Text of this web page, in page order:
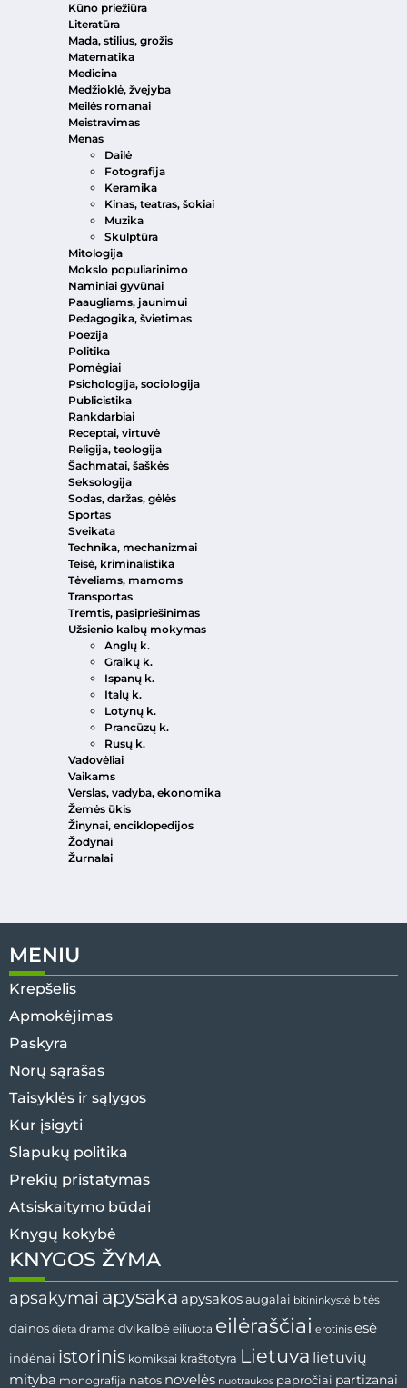
Kūno priežiūra
Literatūra
Mada, stilius, grožis
Matematika
Medicina
Medžioklė, žvejyba
Meilės romanai
Meistravimas
Menas
Dailė
Fotografija
Keramika
Kinas, teatras, šokiai
Muzika
Skulptūra
Mitologija
Mokslo populiarinimo
Naminiai gyvūnai
Paaugliams, jaunimui
Pedagogika, švietimas
Poezija
Politika
Pomėgiai
Psichologija, sociologija
Publicistika
Rankdarbiai
Receptai, virtuvė
Religija, teologija
Šachmatai, šaškės
Seksologija
Sodas, daržas, gėlės
Sportas
Sveikata
Technika, mechanizmai
Teisė, kriminalistika
Tėveliams, mamoms
Transportas
Tremtis, pasipriešinimas
Užsienio kalbų mokymas
Anglų k.
Graikų k.
Ispanų k.
Italų k.
Lotynų k.
Prancūzų k.
Rusų k.
Vadovėliai
Vaikams
Verslas, vadyba, ekonomika
Žemės ūkis
Žinynai, enciklopedijos
Žodynai
Žurnalai
MENIU
Krepšelis
Apmokėjimas
Paskyra
Norų sąrašas
Taisyklės ir sąlygos
Kur įsigyti
Slapukų politika
Prekių pristatymas
Atsiskaitymo būdai
Knygų kokybė
KNYGOS ŽYMA
apsakymai apysaka apysakos augalai bitininkystė bitės
dainos dieta drama dvikalbė eiliuota eilėraščiai erotinis esė
indėnai istorinis komiksai kraštotyra Lietuva lietuvių
mityba monografija natos novelės nuotraukos papročiai partizanai